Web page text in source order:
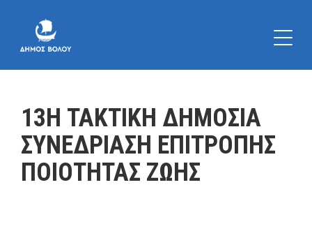
13Η ΤΑΚΤΙΚΗ ΔΗΜΟΣΙΑ
ΣΥΝΕΔΡΙΑΣΗ ΕΠΙΤΡΟΠΗΣ
ΠΟΙΟΤΗΤΑΣ ΖΩΗΣ